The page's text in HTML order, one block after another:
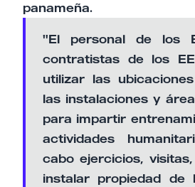
panameña.
"El personal de los
contratistas de los
utilizar las
las instalaciones y
para impartir
actividades
cabo ejercicios,
instalar propiedad de